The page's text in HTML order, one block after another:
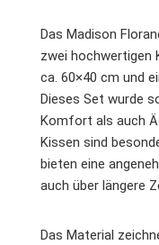
Das Madison
zwei hochwertigen
ca. 60×40 cm und
Dieses Set wurde
Komfort als auch
Kissen sind
bieten eine
auch über längere
Das Material